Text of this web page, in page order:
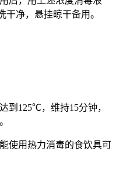
干净，悬挂晾干备用。
到125℃，维持15分钟，
使用热力消毒的食饮具可